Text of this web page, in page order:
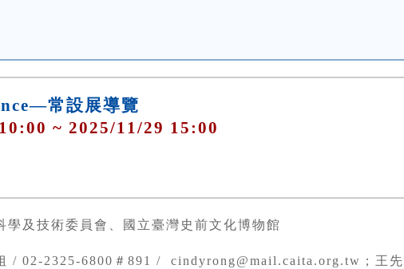
常設展導覽
~ 2025/11/29 15:00
學及技術委員會、國立臺灣史前文化博物館
/ 02-2325-6800＃891 / cindyrong@mail.caita.org.tw；王